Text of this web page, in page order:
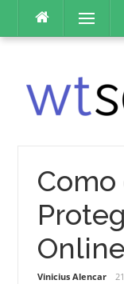
o
Menu
Como
Online
Vinicius Alencar